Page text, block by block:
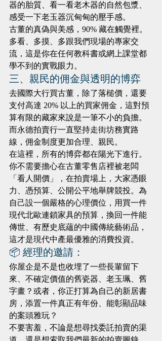
器的胎質、看一看老木器的自然包漿、
感受一下老玉器沉甸甸的壓手感。
古董的真偽與美感，90% 藏在觸覺裡。
多看、多摸、多跟我們現場的專家交
流，這是你在任何教科書或網上課堂都
學不到的實戰眼力。
三、親民的佣金與透明的博弈
去國際大行買古董，除了落槌價，還要
支付高達 20% 以上的買家佣金，這對預
算有限的藏家來說是一筆不小的負擔。
而永德拍賣行一直堅持走街坊務實路
線，佣金制度更加合理、親民。
在這裡，所有的博弈都在陽光下進行。
你不需要擔心在古董零售店裡被老闆
「看人開價」，在拍賣場上，大家憑眼
力、憑預算、公開公平地舉牌競投。為
自己設一個嚴格的心理價位，用買一件
現代北歐連鎖家具的預算，換回一件能
傳世、有歷史底蘊的中國傳統藝術品，
這才是現代中產最優雅的消費投資。
📦 經理的邀請：
你屋企是不是也收埋了一些長輩留下
來、不確定價值的舊瓷器、老玉珮、舊
字畫？或者，你正打算為自己的新居書
房，添置一件真正有年份、能彰顯品味
的案頭雅玩？
不要害羞，不論是想尋找委託拍賣的渠